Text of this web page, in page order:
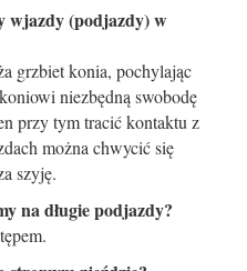
wjazdy (podjazdy) w
grzbiet konia, pochylając
niezbędną swobodę
przy tym tracić kontaktu z
można chwycić się
szyję.
na długie podjazdy?